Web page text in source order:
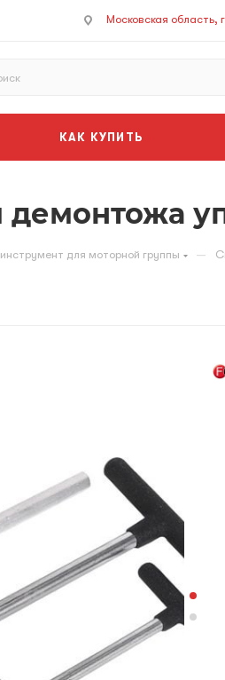
Московская область,
КАК КУПИТЬ
демонтожа
для моторной группы —